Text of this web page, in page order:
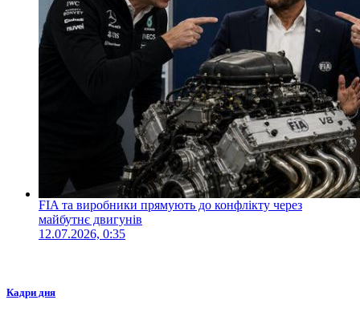
FIA та виробники прямують до конфлікту через
майбутнє двигунів
12.07.2026, 0:35
Кадри дня